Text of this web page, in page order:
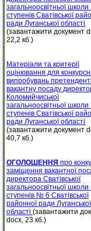
загальноосвітньої школи І-
ступенів Сватівської
ради Луганської області
(завантажити документ
22,2 кб.)
Матеріали та критерії
оцінювання для
випробувань
вакантну посаду
Коломийчиської
загальноосвітньої школи І-
ступенів Сватівської
ради Луганської області
(завантажити документ
40,7 кб.)
ОГОЛОШЕННЯ про
заміщення вакантної
директора Сватівської
загальноосвітньої школи І-
ступенів № 6 Сватівської
районної ради Луганської
області (завантажити
docx, 23 кб.)